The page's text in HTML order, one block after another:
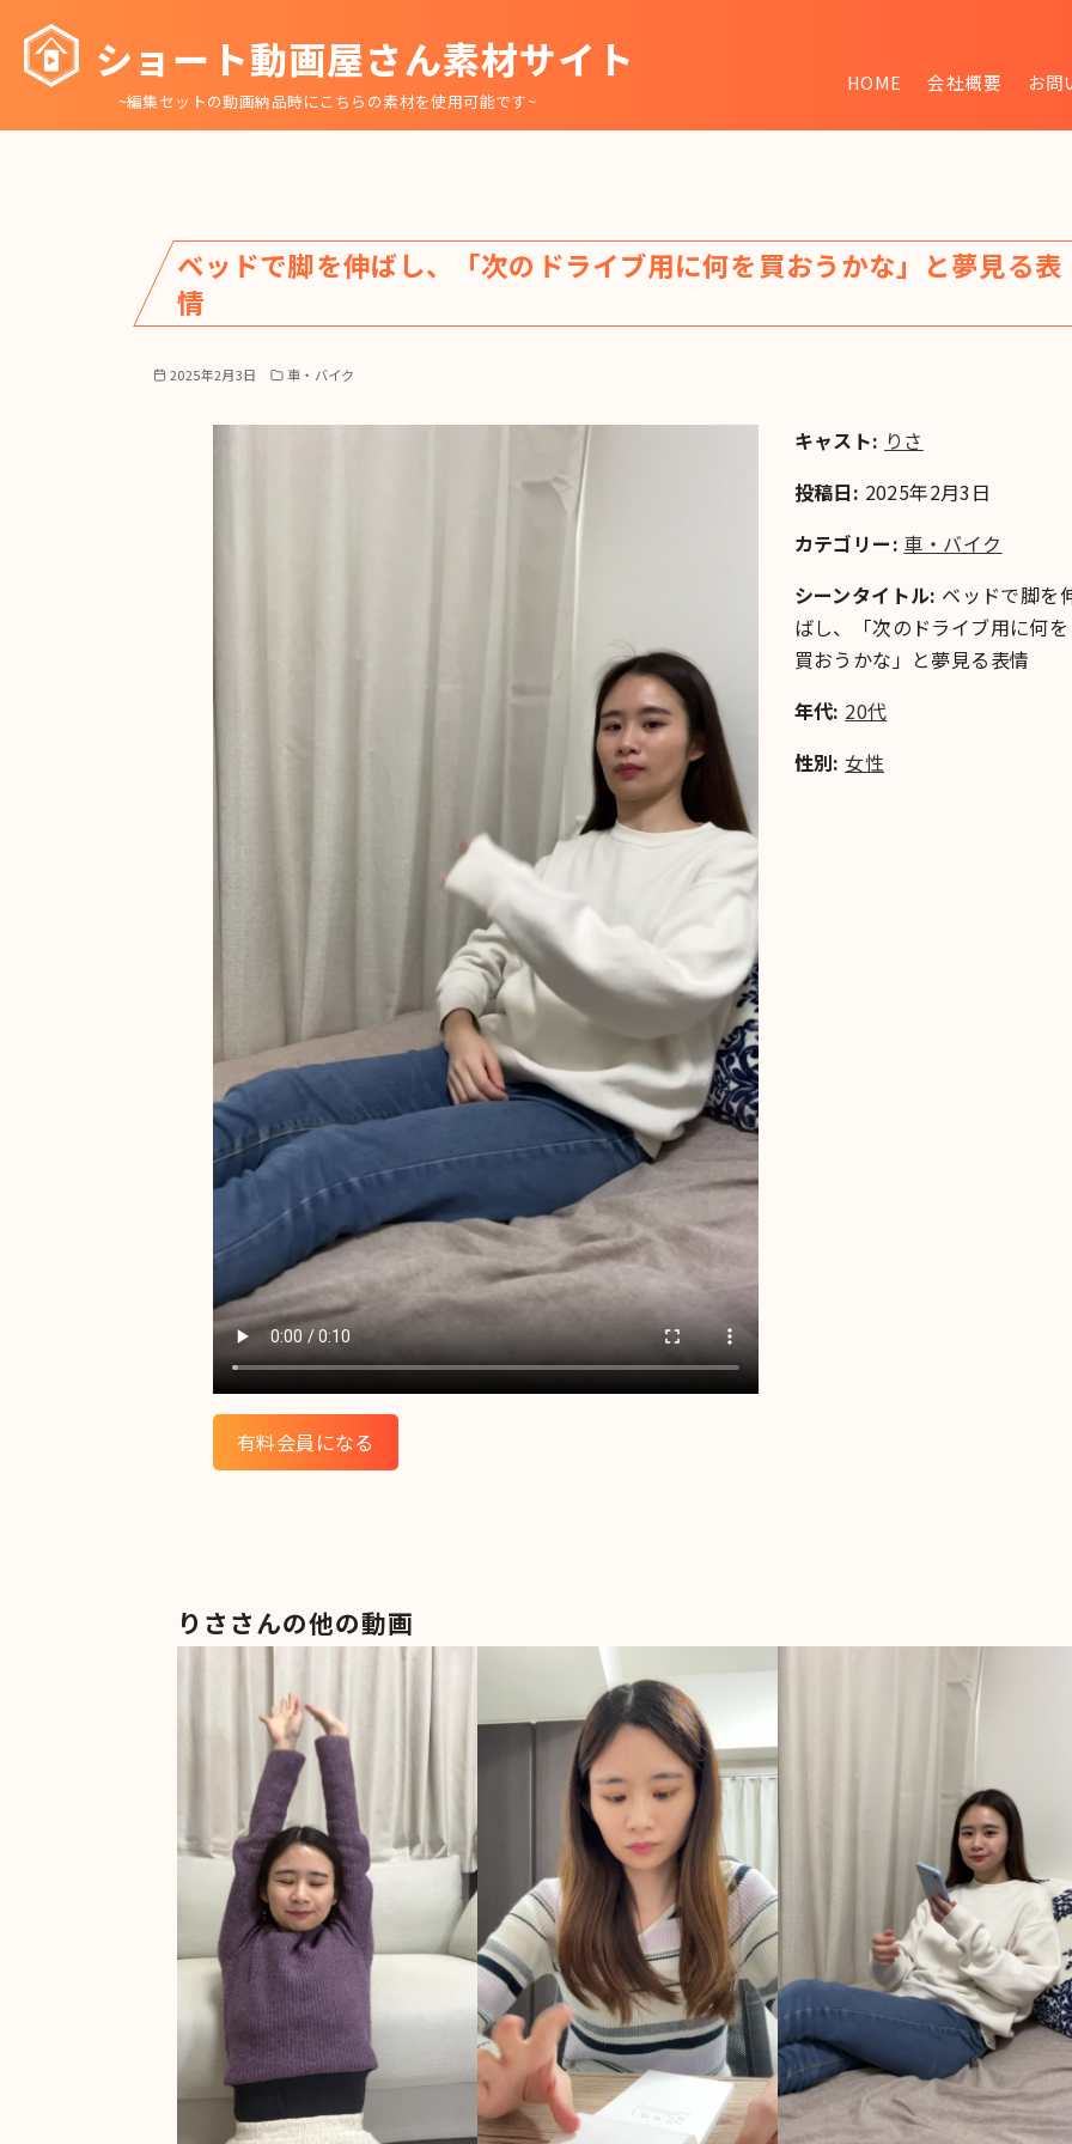
ショート動画屋さん素材サイト
~編集セットの動画納品時にこちらの素材を使用可能です~
HOME 会社概要 お問
ベッドで脚を伸ばし、「次のドライブ用に何を買おうかな」と夢見る表
情
2025年2月3日 車・バイク
有料会員になる
キャスト: りさ
投稿日: 2025年2月3日
カテゴリー: 車・バイク
シーンタイトル: ベッドで脚を
ばし、「次のドライブ用に何を
買おうかな」と夢見る表情
年代: 20代
性別: 女性
りささんの他の動画